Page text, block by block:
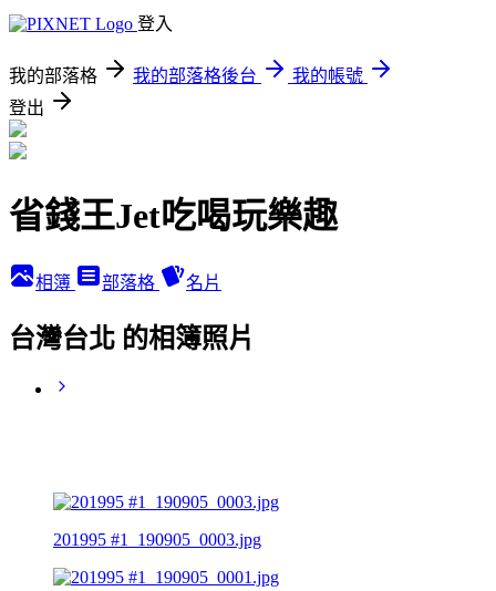
登入
我的部落格 我的部落格後台
我的帳號
登出
省錢王Jet吃喝玩樂趣
相簿 部落格 名片
台灣台北 的相簿照片
201995 #1_190905_0003.jpg